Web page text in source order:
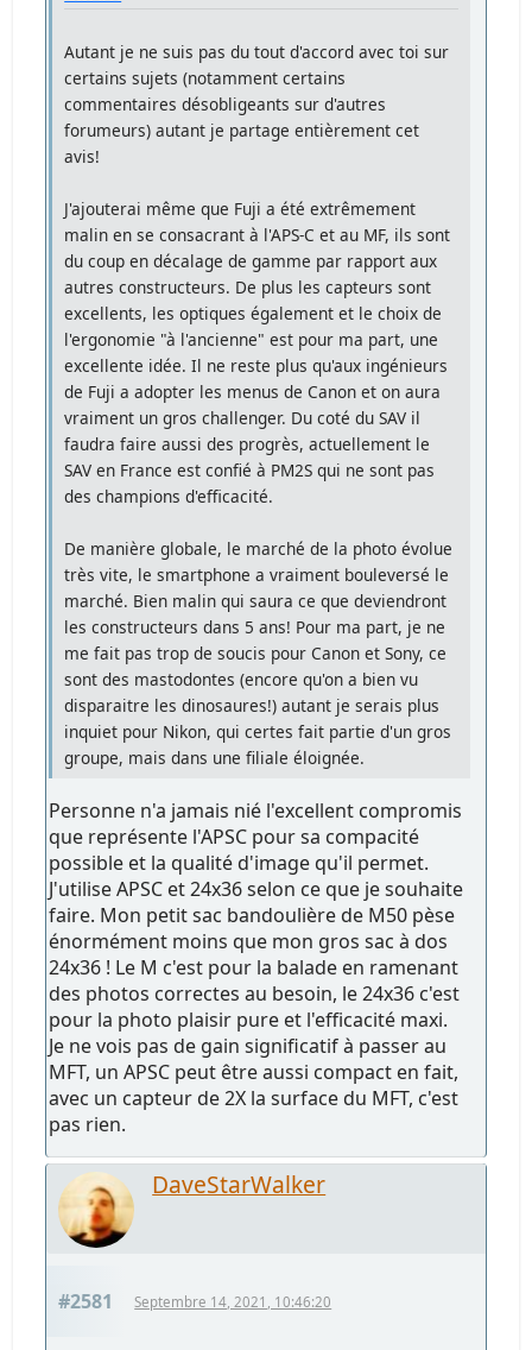
Autant je ne suis pas du tout d'accord avec toi sur
certains sujets (notamment certains
commentaires désobligeants sur d'autres
forumeurs) autant je partage entièrement cet
avis!
J'ajouterai même que Fuji a été extrêmement
malin en se consacrant à l'APS-C et au MF, ils sont
du coup en décalage de gamme par rapport aux
autres constructeurs. De plus les capteurs sont
excellents, les optiques également et le choix de
l'ergonomie "à l'ancienne" est pour ma part, une
excellente idée. Il ne reste plus qu'aux ingénieurs
de Fuji a adopter les menus de Canon et on aura
vraiment un gros challenger. Du coté du SAV il
faudra faire aussi des progrès, actuellement le
SAV en France est confié à PM2S qui ne sont pas
des champions d'efficacité.
De manière globale, le marché de la photo évolue
très vite, le smartphone a vraiment bouleversé le
marché. Bien malin qui saura ce que deviendront
les constructeurs dans 5 ans! Pour ma part, je ne
me fait pas trop de soucis pour Canon et Sony, ce
sont des mastodontes (encore qu'on a bien vu
disparaitre les dinosaures!) autant je serais plus
inquiet pour Nikon, qui certes fait partie d'un gros
groupe, mais dans une filiale éloignée.
Personne n'a jamais nié l'excellent compromis
que représente l'APSC pour sa compacité
possible et la qualité d'image qu'il permet.
J'utilise APSC et 24x36 selon ce que je souhaite
faire. Mon petit sac bandoulière de M50 pèse
énormément moins que mon gros sac à dos
24x36 ! Le M c'est pour la balade en ramenant
des photos correctes au besoin, le 24x36 c'est
pour la photo plaisir pure et l'efficacité maxi.
Je ne vois pas de gain significatif à passer au
MFT, un APSC peut être aussi compact en fait,
avec un capteur de 2X la surface du MFT, c'est
pas rien.
DaveStarWalker
#2581 Septembre 14, 2021, 10:46:20